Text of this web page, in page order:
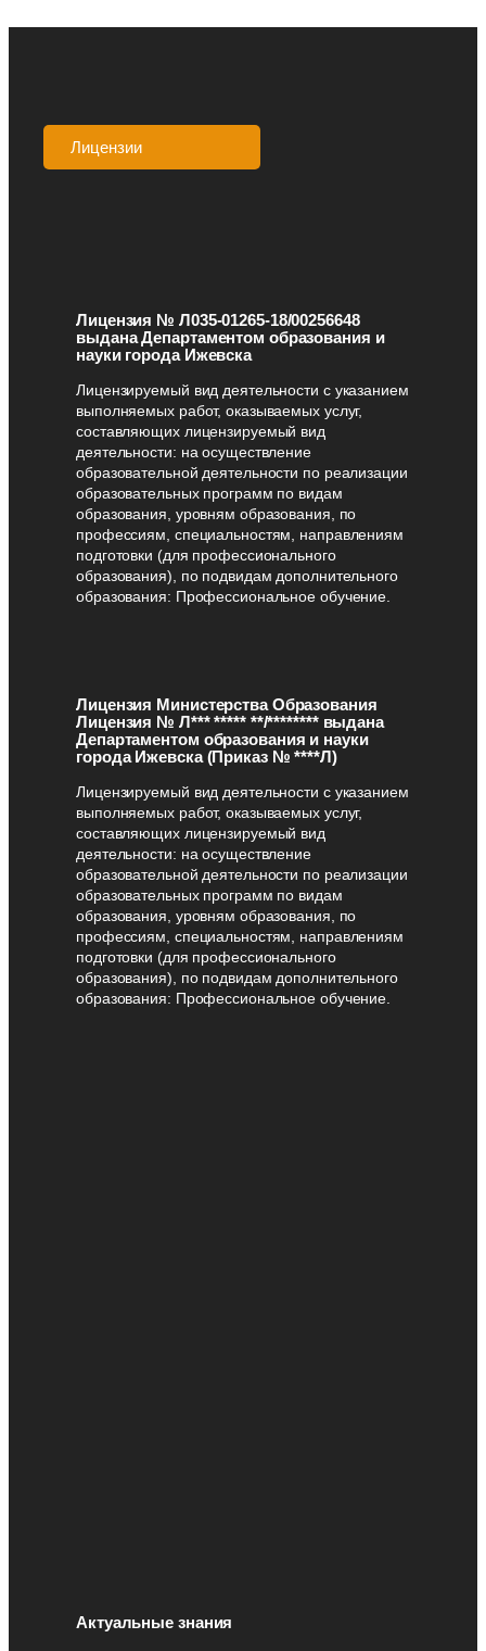
Лицензии
Лицензия № Л035-01265-18/00256648
выдана Департаментом образования и
науки города Ижевска
Лицензируемый вид деятельности с указанием
выполняемых работ, оказываемых услуг,
составляющих лицензируемый вид
деятельности: на осуществление
образовательной деятельности по реализации
образовательных программ по видам
образования, уровням образования, по
профессиям, специальностям, направлениям
подготовки (для профессионального
образования), по подвидам дополнительного
образования: Профессиональное обучение.
Лицензия Министерства Образования
Лицензия № Л*** ***** **/******** выдана
Департаментом образования и науки
города Ижевска (Приказ № ****Л)
Лицензируемый вид деятельности с указанием
выполняемых работ, оказываемых услуг,
составляющих лицензируемый вид
деятельности: на осуществление
образовательной деятельности по реализации
образовательных программ по видам
образования, уровням образования, по
профессиям, специальностям, направлениям
подготовки (для профессионального
образования), по подвидам дополнительного
образования: Профессиональное обучение.
Актуальные знания